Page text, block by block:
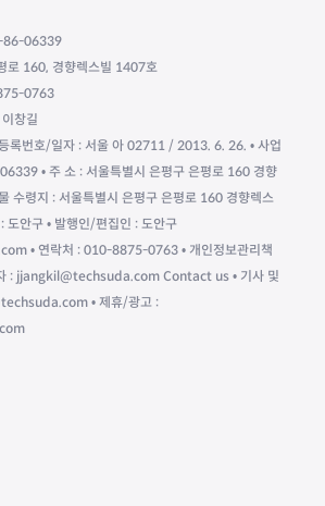
86-06339
로 160, 경향렉스빌 1407호
0763
창길
록번호/일자 : 서울 아 02711 / 2013. 6. 26. • 사업
• 주 소 : 서울특별시 은평구 은평로 160 경향
수령지 : 서울특별시 은평구 은평로 160 경향렉스
도안구 • 발행인/편집인 : 도안구
• 연락처 : 010-8875-0763 • 개인정보관리책
: jjangkil@techsuda.com Contact us • 기사 및
• 제휴/광고 :